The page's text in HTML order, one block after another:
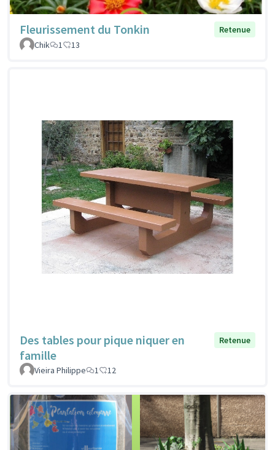
Fleurissement du Tonkin
Retenue
Chik
1 13
Des tables pour pique niquer en
famille
Retenue
Vieira Philippe 1 12